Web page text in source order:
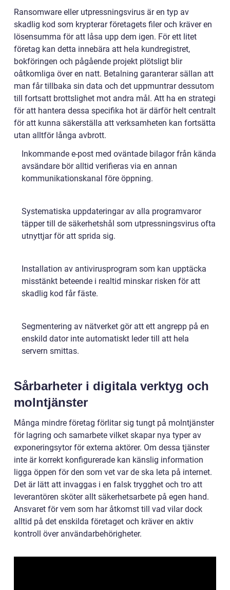
Ransomware eller utpressningsvirus är en typ av
skadlig kod som krypterar företagets filer och kräver en
lösensumma för att låsa upp dem igen. För ett litet
företag kan detta innebära att hela kundregistret,
bokföringen och pågående projekt plötsligt blir
oåtkomliga över en natt. Betalning garanterar sällan att
man får tillbaka sin data och det uppmuntrar dessutom
till fortsatt brottslighet mot andra mål. Att ha en strategi
för att hantera dessa specifika hot är därför helt centralt
för att kunna säkerställa att verksamheten kan fortsätta
utan alltför långa avbrott.
Inkommande e-post med oväntade bilagor från kända
avsändare bör alltid verifieras via en annan
kommunikationskanal före öppning.
Systematiska uppdateringar av alla programvaror
täpper till de säkerhetshål som utpressningsvirus ofta
utnyttjar för att sprida sig.
Installation av antivirusprogram som kan upptäcka
misstänkt beteende i realtid minskar risken för att
skadlig kod får fäste.
Segmentering av nätverket gör att ett angrepp på en
enskild dator inte automatiskt leder till att hela
servern smittas.
Sårbarheter i digitala verktyg och
molntjänster
Många mindre företag förlitar sig tungt på molntjänster
för lagring och samarbete vilket skapar nya typer av
exponeringsytor för externa aktörer. Om dessa tjänster
inte är korrekt konfigurerade kan känslig information
ligga öppen för den som vet var de ska leta på internet.
Det är lätt att invaggas i en falsk trygghet och tro att
leverantören sköter allt säkerhetsarbete på egen hand.
Ansvaret för vem som har åtkomst till vad vilar dock
alltid på det enskilda företaget och kräver en aktiv
kontroll över användarbehörigheter.